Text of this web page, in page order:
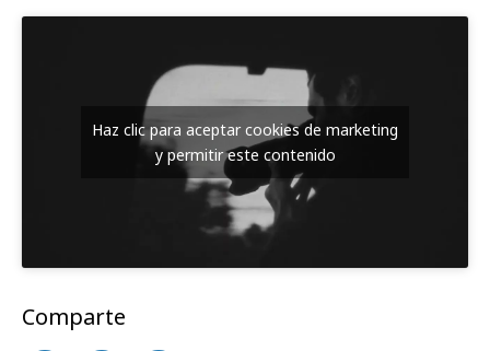
Haz clic para aceptar cookies de marketing
y permitir este contenido
Comparte